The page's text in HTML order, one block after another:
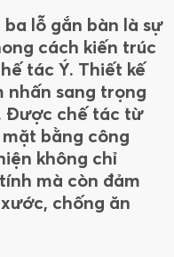
lỗ gắn bàn là sự
cách kiến trúc
tác Ý. Thiết kế
nhấn sang trọng
Được chế tác từ
bằng công
không chỉ
mà còn đảm
chống ăn